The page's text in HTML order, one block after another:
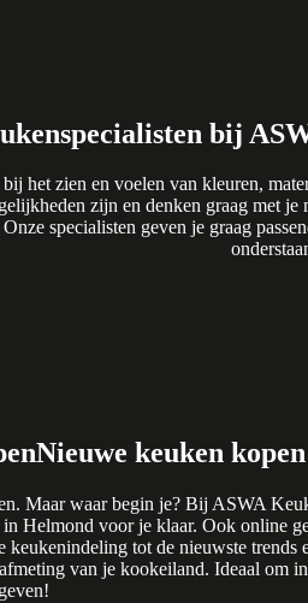
bij
het zien en voelen van kleuren,
zijn en denken graag met
specialisten geven je graag
Nieuwe keuken kopen
Maar waar begin je? Bij ASWA
Helmond voor je klaar. Ook online
keukenindeling tot de nieuwste trends
van je kookeiland. Ideaal om